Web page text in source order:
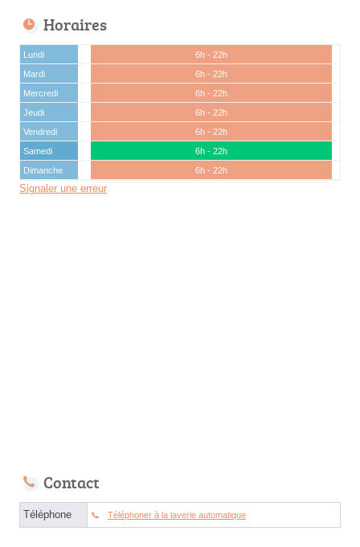
Horaires
Lundi
6h - 22h
Mardi
6h - 22h
Mercredi
6h - 22h
Jeudi
6h - 22h
Vendredi
6h - 22h
Samedi
6h - 22h
Dimanche
6h - 22h
Signaler une erreur
Contact
Téléphone Téléphoner à la laverie automatique